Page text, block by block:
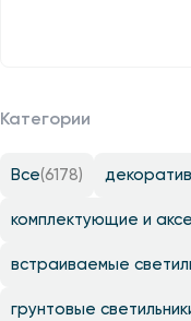
Категории
Все(6178)
комплектующие и
встраиваемые
грунтовые